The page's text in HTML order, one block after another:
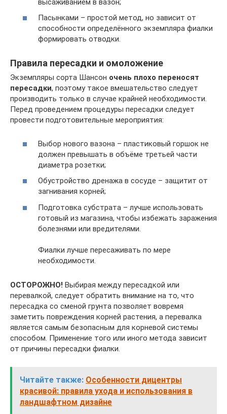
Пасынками – простой метод, но зависит от
способности определённого экземпляра фиалки
формировать отводки.
Правила пересадки и омоложение
Экземпляры сорта Шансон очень плохо переносят
пересадки, поэтому такое вмешательство следует
производить только в случае крайней необходимости.
Перед проведением процедуры пересадки следует
провести подготовительные мероприятия:
Выбор нового вазона – пластиковый горшок не
должен превышать в объёме третьей части
диаметра розетки;
Обустройство дренажа в сосуде – защитит от
загнивания корней;
Подготовка субстрата – лучше использовать
готовый из магазина, чтобы избежать заражения
болезнями или вредителями.
Фиалки лучше пересаживать по мере
необходимости.
ОСТОРОЖНО! Выбирая между пересадкой или
перевалкой, следует обратить внимание на то, что
пересадка со сменой грунта позволяет вовремя
заметить повреждения корней растения, а перевалка
является самым безопасным для корневой системы
способом. Применение того или иного метода зависит
от причины пересадки фиалки.
Читайте также: Особенности дицентры
красивой: правила ухода и использования в
ландшафтном дизайне